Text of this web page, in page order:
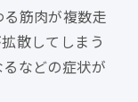
筋肉が複数走
散してしまう
などの症状が